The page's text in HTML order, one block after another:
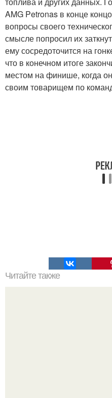
AMG Petronas в конце
вопросы своего
смысле попросил их
ему сосредоточится на
что в конечном итоге
местом на финише, когда
своим товарищем по
Читайте также